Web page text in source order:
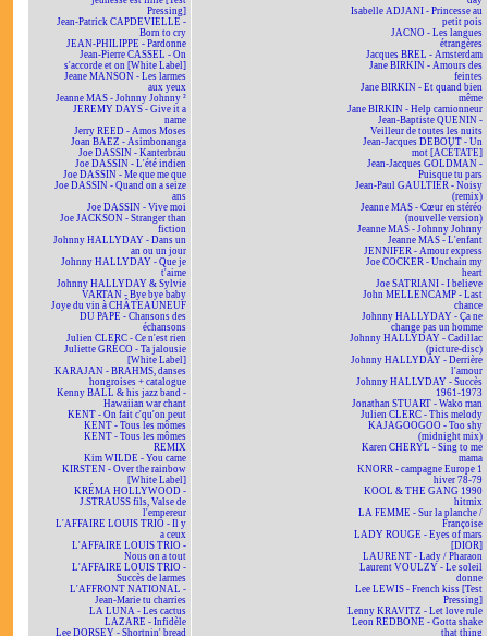
Pressing]
Jean-Patrick CAPDEVIELLE -
Born to cry
JEAN-PHILIPPE - Pardonne
Jean-Pierre CASSEL - On
s'accorde et on [White Label]
Jeane MANSON - Les larmes
aux yeux
Jeanne MAS - Johnny Johnny ²
JEREMY DAYS - Give it a
name
Jerry REED - Amos Moses
Joan BAEZ - Asimbonanga
Joe DASSIN - Kanterbräu
Joe DASSIN - L'été indien
Joe DASSIN - Me que me que
Joe DASSIN - Quand on a seize
ans
Joe DASSIN - Vive moi
Joe JACKSON - Stranger than
fiction
Johnny HALLYDAY - Dans un
an ou un jour
Johnny HALLYDAY - Que je
t'aime
Johnny HALLYDAY & Sylvie
VARTAN - Bye bye baby
Joye du vin à CHÂTEAUNEUF
DU PAPE - Chansons des
échansons
Julien CLERC - Ce n'est rien
Juliette GRÉCO - Ta jalousie
[White Label]
KARAJAN - BRAHMS, danses
hongroises + catalogue
Kenny BALL & his jazz band -
Hawaiian war chant
KENT - On fait c'qu'on peut
KENT - Tous les mômes
KENT - Tous les mômes
REMIX
Kim WILDE - You came
KIRSTEN - Over the rainbow
[White Label]
KRÉMA HOLLYWOOD -
J.STRAUSS fils, Valse de
l'empereur
L'AFFAIRE LOUIS TRIO - Il y
a ceux
L'AFFAIRE LOUIS TRIO -
Nous on a tout
L'AFFAIRE LOUIS TRIO -
Succès de larmes
L'AFFRONT NATIONAL -
Jean-Marie tu charries
LA LUNA - Les cactus
LAZARE - Infidèle
Lee DORSEY - Shortnin' bread
Isabelle ADJANI - Princesse au
petit pois
JACNO - Les langues
étrangères
Jacques BREL - Amsterdam
Jane BIRKIN - Amours des
feintes
Jane BIRKIN - Et quand bien
même
Jane BIRKIN - Help camionneur
Jean-Baptiste QUENIN -
Veilleur de toutes les nuits
Jean-Jacques DEBOUT - Un
mot [ACÉTATE]
Jean-Jacques GOLDMAN -
Puisque tu pars
Jean-Paul GAULTIER - Noisy
(remix)
Jeanne MAS - Cœur en stéréo
(nouvelle version)
Jeanne MAS - Johnny Johnny
Jeanne MAS - L'enfant
JENNIFER - Amour express
Joe COCKER - Unchain my
heart
Joe SATRIANI - I believe
John MELLENCAMP - Last
chance
Johnny HALLYDAY - Ça ne
change pas un homme
Johnny HALLYDAY - Cadillac
(picture-disc)
Johnny HALLYDAY - Derrière
l'amour
Johnny HALLYDAY - Succès
1961-1973
Jonathan STUART - Wako man
Julien CLERC - This melody
KAJAGOOGOO - Too shy
(midnight mix)
Karen CHERYL - Sing to me
mama
KNORR - campagne Europe 1
hiver 78-79
KOOL & THE GANG 1990
hitmix
LA FEMME - Sur la planche /
Françoise
LADY ROUGE - Eyes of mars
[DIOR]
LAURENT - Lady / Pharaon
Laurent VOULZY - Le soleil
donne
Lee LEWIS - French kiss [Test
Pressing]
Lenny KRAVITZ - Let love rule
Leon REDBONE - Gotta shake
that thing